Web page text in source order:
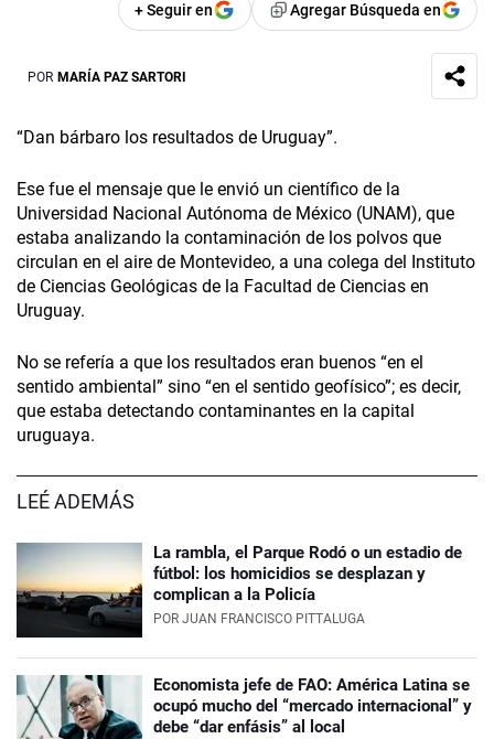
+ Seguir en Agregar Búsqueda en
POR MARÍA PAZ SARTORI
“Dan bárbaro los resultados de Uruguay”.
Ese fue el mensaje que le envió un científico de la
Universidad Nacional Autónoma de México (UNAM), que
estaba analizando la contaminación de los polvos que
circulan en el aire de Montevideo, a una colega del Instituto
de Ciencias Geológicas de la Facultad de Ciencias en
Uruguay.
No se refería a que los resultados eran buenos “en el
sentido ambiental” sino “en el sentido geofísico”; es decir,
que estaba detectando contaminantes en la capital
uruguaya.
LEÉ ADEMÁS
La rambla, el Parque Rodó o un estadio de
fútbol: los homicidios se desplazan y
complican a la Policía
POR JUAN FRANCISCO PITTALUGA
Economista jefe de FAO: América Latina se
ocupó mucho del “mercado internacional” y
debe “dar enfásis” al local